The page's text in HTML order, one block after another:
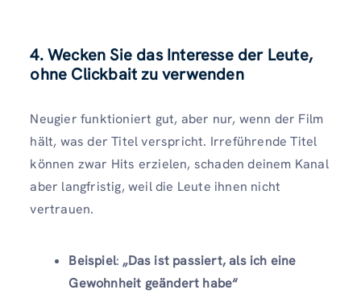
4. Wecken Sie das Interesse der Leute,
ohne Clickbait zu verwenden
Neugier funktioniert gut, aber nur, wenn der Film
hält, was der Titel verspricht. Irreführende Titel
können zwar Hits erzielen, schaden deinem Kanal
aber langfristig, weil die Leute ihnen nicht
vertrauen.
Beispiel: „Das ist passiert, als ich eine
Gewohnheit geändert habe“